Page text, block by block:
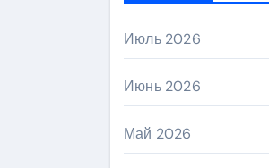
Июль 2026
Июнь 2026
Май 2026